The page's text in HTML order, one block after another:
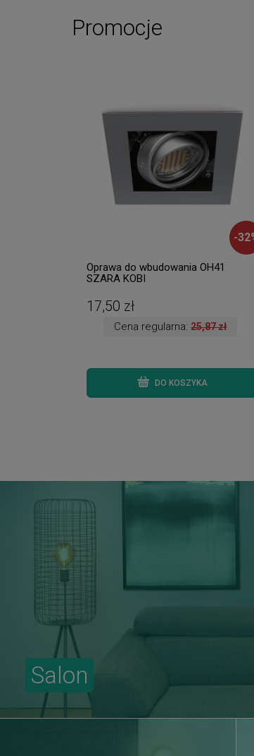
Promocje
-32
Oprawa do wbudowania OH41
SZARA KOBI
17,50 zł
Cena regularna:25,87 zł
DO KOSZYKA
Salon